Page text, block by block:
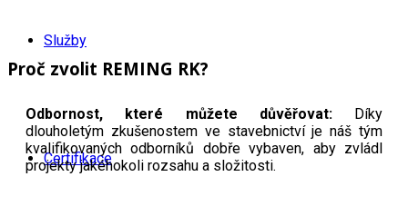
Služby
Certifikace
Proč zvolit REMING RK?
Odbornost, které můžete důvěřovat:Díky
dlouholetým zkušenostem ve stavebnictví je náš tým
kvalifikovaných odborníků dobře vybaven, aby zvládl
projekty jakéhokoli rozsahu a složitosti.